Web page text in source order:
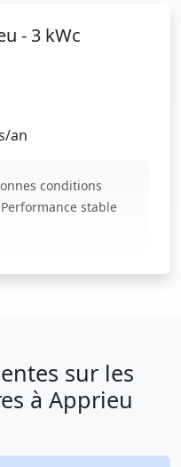
- 3 kWc
an
conditions
stable
sur les
à Apprieu